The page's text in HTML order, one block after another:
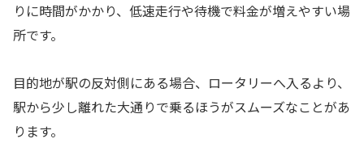
りに時間がかかり、低速走行や待機で料金が増えやすい場
所です。
目的地が駅の反対側にある場合、ロータリーへ入るより、
駅から少し離れた大通りで乗るほうがスムーズなことがあ
ります。